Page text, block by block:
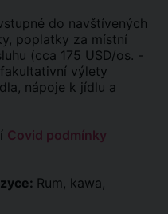
do navštívených
poplatky za místní
(cca 175 USD/os. -
výlety
nápoje k jídlu a
Covid podmínky
Rum, kawa,